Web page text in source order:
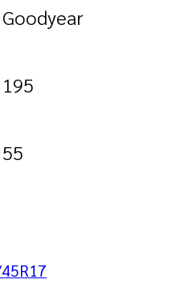
Goodyear
195
55